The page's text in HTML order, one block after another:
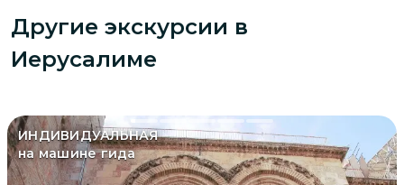
Другие экскурсии в
Иерусалиме
ИНДИВИДУАЛЬНАЯ
на машине гида